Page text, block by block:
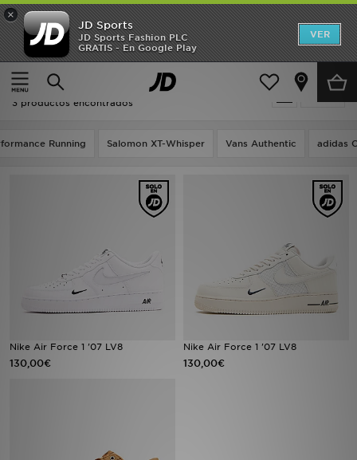
×
JD Sports
JD Sports Fashion PLC
GRATIS - En Google Play
VER
Página principal
Nike Air Force 1 07 LV8
Nike Air Force 1 07 LV8
3 productos encontrados
Running Salomon XT-Whisper Vans Authentic adidas
Nike Air Force 1 '07 LV8
130,00€
Nike Air Force 1 '07 LV8
130,00€
Hombre
Mujer
Niños
JD Fútbol